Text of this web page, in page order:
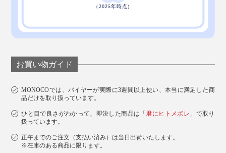
お買い物ガイド
MONOCOでは、バイヤーが実際に3週間以上使い、本当に満足した商
品だけを取り扱っています。
ひと目で良さがわかって、即決した商品は「 君にヒトメボレ 」で取り
扱っています。
正午までのご注文（支払い済み）は当日出荷いたします。
※在庫のある商品に限ります。